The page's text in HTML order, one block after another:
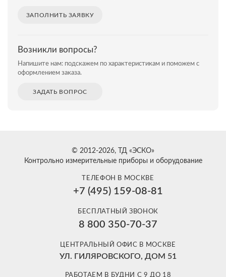
ЗАПОЛНИТЬ ЗАЯВКУ
Возникли вопросы?
Напишите нам: подскажем по характеристикам и поможем с
оформлением заказа.
ЗАДАТЬ ВОПРОС
© 2012-2026, ТД «ЭСКО»
Контрольно измерительные приборы и оборудование
ТЕЛЕФОН В МОСКВЕ
+7 (495) 159-08-81
БЕСПЛАТНЫЙ ЗВОНОК
8 800 350-70-37
ЦЕНТРАЛЬНЫЙ ОФИС В МОСКВЕ
УЛ. ГИЛЯРОВСКОГО, ДОМ 51
РАБОТАЕМ В БУДНИ С 9 ДО 18